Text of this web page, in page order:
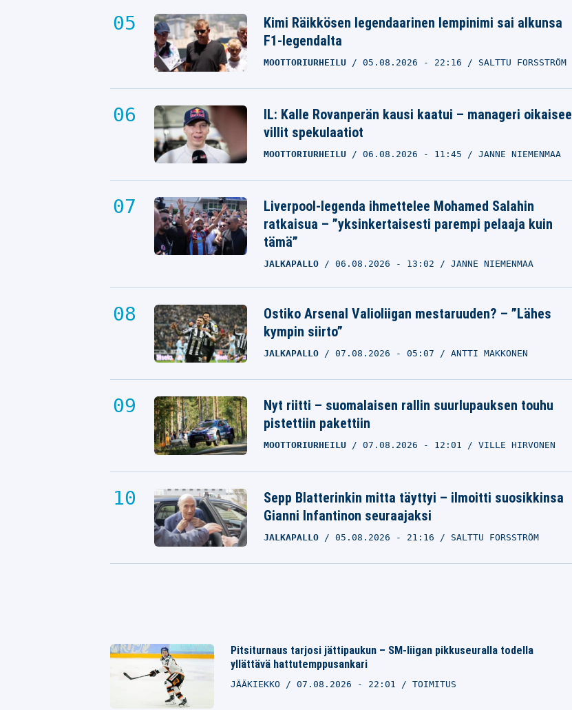
Kimi Räikkösen legendaarinen lempinimi sai alkunsa
F1-legendalta
MOOTTORIURHEILU 05.08.2026 - 22:16 SALTTU FORSSTRÖM
IL: Kalle Rovanperän kausi kaatui – manageri oikaisee
villit spekulaatiot
MOOTTORIURHEILU 06.08.2026 - 11:45 JANNE NIEMENMAA
Liverpool-legenda ihmettelee Mohamed Salahin
ratkaisua – ”yksinkertaisesti parempi pelaaja kuin
tämä”
JALKAPALLO 06.08.2026 - 13:02 JANNE NIEMENMAA
Ostiko Arsenal Valioliigan mestaruuden? – ”Lähes
kympin siirto”
JALKAPALLO 07.08.2026 - 05:07 ANTTI MAKKONEN
Nyt riitti – suomalaisen rallin suurlupauksen touhu
pistettiin pakettiin
MOOTTORIURHEILU 07.08.2026 - 12:01 VILLE HIRVONEN
Sepp Blatterinkin mitta täyttyi – ilmoitti suosikkinsa
Gianni Infantinon seuraajaksi
JALKAPALLO 05.08.2026 - 21:16 SALTTU FORSSTRÖM
Pitsiturnaus tarjosi jättipaukun – SM-liigan pikkuseuralla todella
yllättävä hattutemppusankari
JÄÄKIEKKO 07.08.2026 - 22:01 TOIMITUS